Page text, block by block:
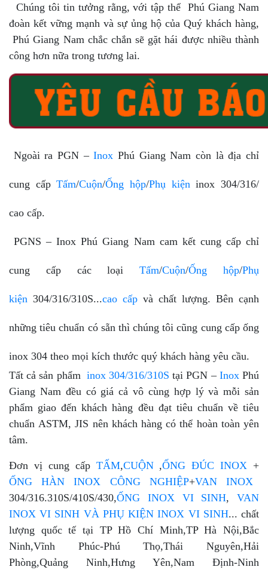
Chúng tôi tin tưởng rằng, với tập thể Phú Giang Nam
đoàn kết vững mạnh và sự ủng hộ của Quý khách hàng,
Phú Giang Nam chắc chắn sẽ gặt hái được nhiều thành
công hơn nữa trong tương lai.
Ngoài ra PGN –Inox Phú Giang Nam còn là địa chỉ
cung cấpTấm/Cuộn/Ống hộp/Phụ kiện inox 304/316/
cao cấp.
PGNS – Inox Phú Giang Nam cam kết cung cấp chỉ
cung cấp các loạiTấm/Cuộn/Ống hộp/Phụ
kiện 304/316/310S...cao cấp và chất lượng. Bên cạnh
những tiêu chuẩn có sẵn thì chúng tôi cũng cung cấp ống
inox 304 theo mọi kích thước quý khách hàng yêu cầu.
Tất cả sản phẩm inox 304/316/310Stại PGN – InoxPhú
Giang Nam đều có giá cả vô cùng hợp lý và mỗi sản
phẩm giao đến khách hàng đều đạt tiêu chuẩn về tiêu
chuẩn ASTM, JIS nên khách hàng có thể hoàn toàn yên
tâm.
Đơn vị cung cấp TẤM,CUỘN,ỐNG ĐÚC INOX +
ỐNG HÀN INOX CÔNG NGHIỆP+VAN INOX
304/316.310S/410S/430,ỐNG INOX VI SINH, VAN
INOX VI SINH VÀ PHỤ KIỆN INOX VI SINH... chất
lượng quốc tế tại TP Hồ Chí Minh,TP Hà Nội,Bắc
Ninh,Vĩnh Phúc-Phú Thọ,Thái Nguyên,Hải
Phòng,Quảng Ninh,Hưng Yên,Nam Định-Ninh